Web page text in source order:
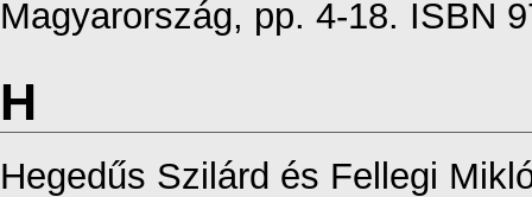
Magyarország, pp. 4-18. ISBN
H
Hegedűs Szilárd és Fellegi